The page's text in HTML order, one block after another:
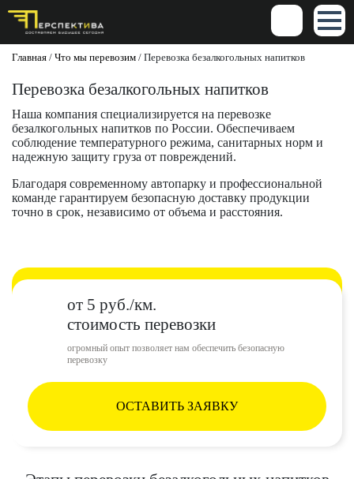
Главная / Что мы перевозим / Перевозка безалкогольных напитков
Перевозка безалкогольных напитков
Наша компания специализируется на перевозке
безалкогольных напитков по России. Обеспечиваем
соблюдение температурного режима, санитарных норм и
надежную защиту груза от повреждений.
Благодаря современному автопарку и профессиональной
команде гарантируем безопасную доставку продукции
точно в срок, независимо от объема и расстояния.
от 5 руб./км.
стоимость перевозки
огромный опыт позволяет нам обеспечить безопасную
перевозку
ОСТАВИТЬ ЗАЯВКУ